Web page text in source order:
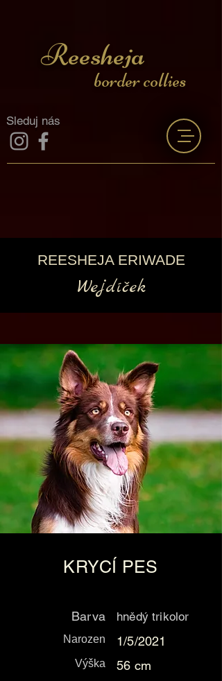
Sleduj nás
Reesheja
border collies
REESHEJA ERIWADE
Wejdíček
KRYCÍ PES
Barva
Narozen
Výška
hnědý trikolor
1/5/2021
56 cm